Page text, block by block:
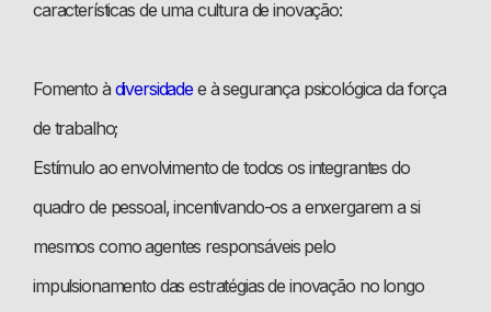
características de uma cultura de inovação:
Fomento à diversidade e à segurança psicológica da força
de trabalho;
Estímulo ao envolvimento de todos os integrantes do
quadro de pessoal, incentivando-os a enxergarem a si
mesmos como agentes responsáveis pelo
impulsionamento das estratégias de inovação no longo